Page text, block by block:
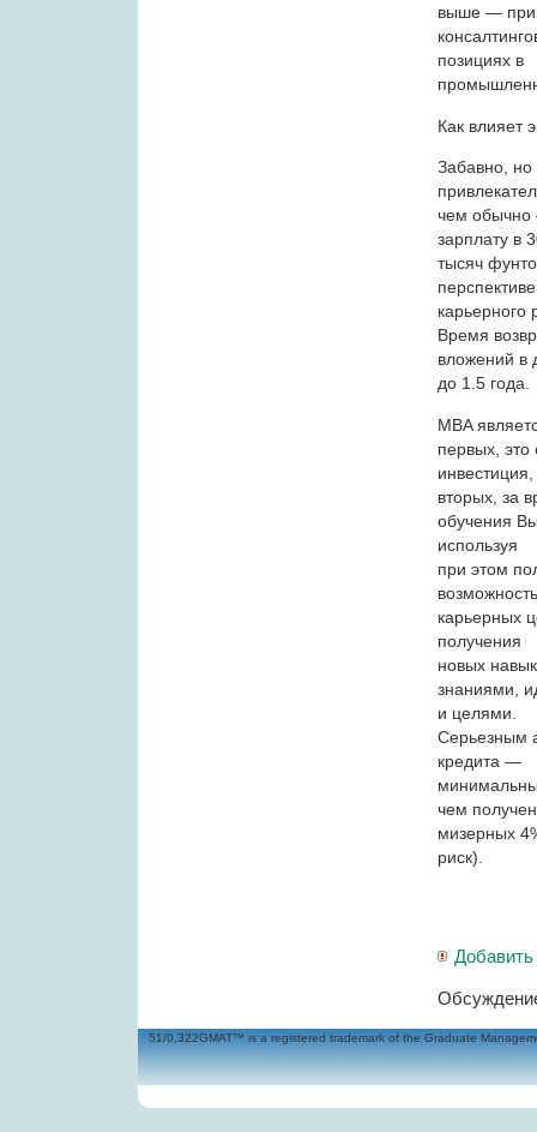
выше — при
позициях в
Как влияет
Забавно, но
чем обычно
зарплату в
тысяч
перспективе
Время
вложений в
до 1.5 года.
MBA
первых, это
вторых, за
обучения
используя
при этом
карьерных
получения
новых
знаниями,
и целями.
Серьезным
кредита —
чем
мизерных
риск).
51/0,322GMAT™ is a registered trademark of the Graduate